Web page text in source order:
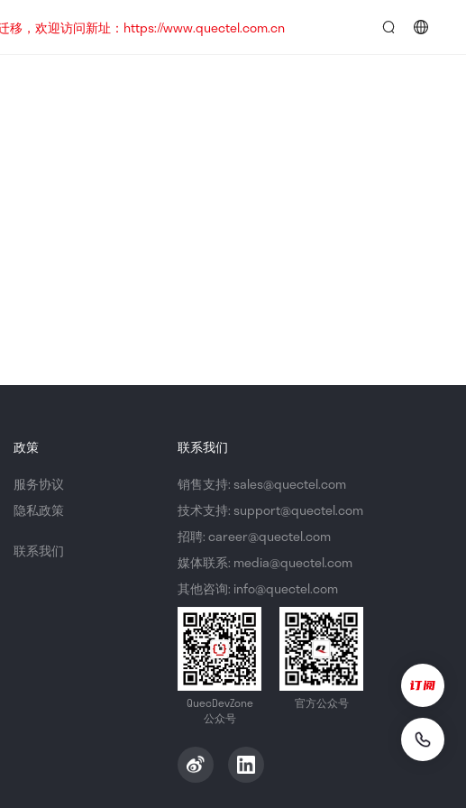
移，欢迎访问新址：https://www.quectel.com.cn
政策
服务协议
隐私政策
联系我们
联系我们
销售支持: sales@quectel.com
技术支持: support@quectel.com
招聘: career@quectel.com
媒体联系: media@quectel.com
其他咨询: info@quectel.com
QuecDevZone
公众号
官方公众号